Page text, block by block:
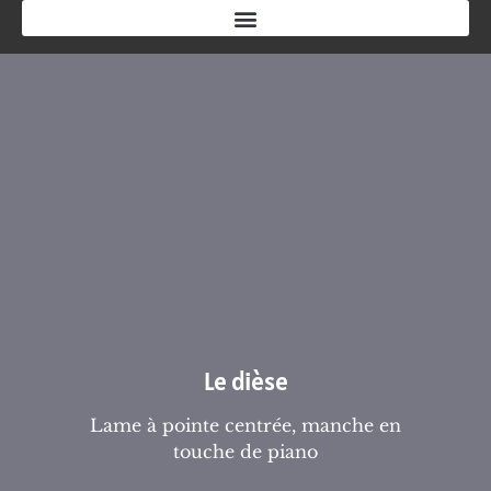
Le dièse
Lame à pointe centrée, manche en
touche de piano